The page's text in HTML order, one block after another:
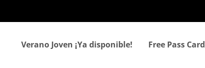
content
Verano Joven ¡Ya disponible! Free Pass